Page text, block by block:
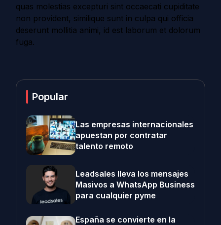
quas molestias excepturi sint occaecati cupiditate
non provident, similique sunt in culpa qui officia
deserunt mollitia animi, id est laborum et dolorum
fuga.
Popular
Las empresas internacionales
apuestan por contratar
talento remoto
Leadsales lleva los mensajes
Masivos a WhatsApp Business
para cualquier pyme
España se convierte en la